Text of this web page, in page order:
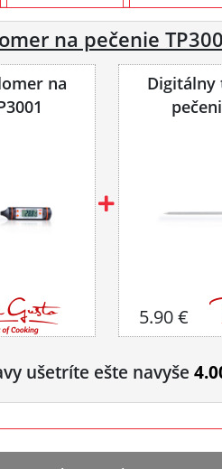
na pečenie
na
Digitálny
5.90 €
ušetríte ešte navyše